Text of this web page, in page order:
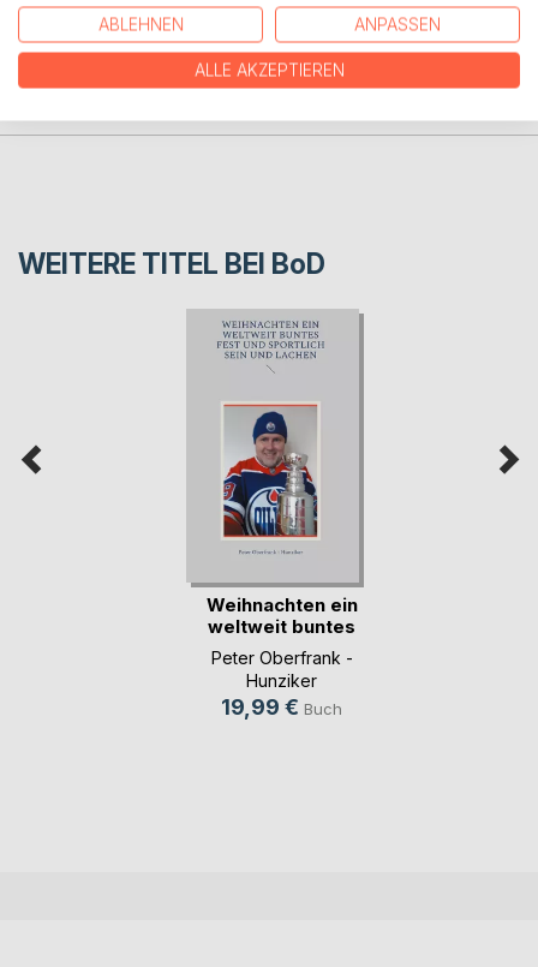
PRESSESTIMMEN
WEITERE TITEL BEI BoD
Weihnachten ein
weltweit buntes
Fe(...)
Peter Oberfrank -
Hunziker
19,99 € Buch
ABLEHNEN ANPASSEN
ALLE AKZEPTIEREN